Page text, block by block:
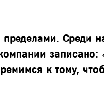
пределами. Среди
записано:
к тому,